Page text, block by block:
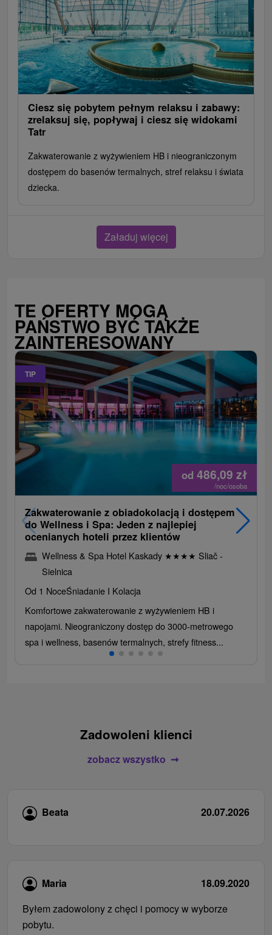
Ciesz się pobytem pełnym relaksu i zabawy:
zrelaksuj się, popływaj i ciesz się widokami
Tatr
Zakwaterowanie z wyżywieniem HB i nieograniczonym
dostępem do basenów termalnych, stref relaksu i świata
dziecka.
Załaduj więcej
TE OFERTY MOGĄ
PAŃSTWO BYĆ TAKŻE
ZAINTERESOWANY
TIP
od 486,09 zł
/noc/osoba
Zakwaterowanie z obiadokolacją i dostępem
do Wellness i Spa: Jeden z najlepiej
ocenianych hoteli przez klientów
Wellness & Spa Hotel Kaskady ★★★★ Sliač -
Sielnica
Od 1 NoceŚniadanie I Kolacja
Komfortowe zakwaterowanie z wyżywieniem HB i
napojami. Nieograniczony dostęp do 3000-metrowego
spa i wellness, basenów termalnych, strefy fitness...
Zadowoleni klienci
zobacz wszystko
Beata 20.07.2026
Maria
18.09.2020
Byłem zadowolony z chęci i pomocy w wyborze
pobytu.